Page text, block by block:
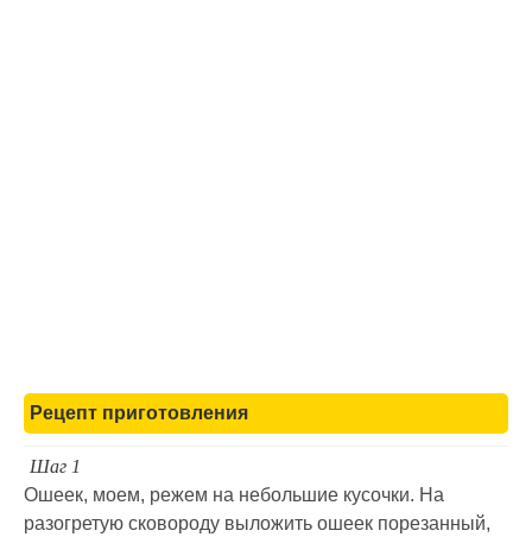
Рецепт приготовления
Шаг 1
Ошеек, моем, режем на небольшие кусочки. На
разогретую сковороду выложить ошеек порезанный,